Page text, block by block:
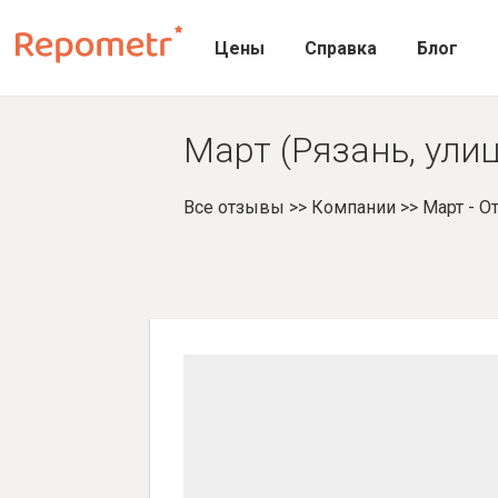
Цены Справка Блог
Март (Рязань,
Все отзывы >> Компании>> Март -